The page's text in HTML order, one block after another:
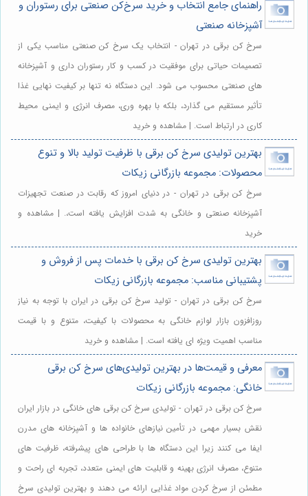
راهنمای جامع انتخاب و خرید سرخ‌کن صنعتی برای رستوران و
آشپزخانه صنعتی
سرخ کن برقی در تهران - انتخاب یک سرخ کن صنعتی مناسب یکی از
تصمیمات حیاتی برای موفقیت در کسب و کار رستوران داری و آشپزخانه
های صنعتی محسوب می شود. این دستگاه نه تنها بر کیفیت نهایی غذا
تأثیر مستقیم می گذارد، بلکه با بهره وری، مصرف انرژی و ایمنی محیط
کاری در ارتباط است. | مشاهده و خرید
بهترین تولیدی سرخ کن برقی با ظرفیت تولید بالا و تنوع
محصولات: مجموعه بازرگانی زیکات
سرخ کن برقی در تهران - در دنیای امروز که رقابت در صنعت تجهیزات
آشپزخانه صنعتی و خانگی به شدت افزایش یافته است،. | مشاهده و
خرید
بهترین تولیدی سرخ کن برقی با خدمات پس از فروش و
پشتیبانی مناسب: مجموعه بازرگانی زیکات
سرخ کن برقی در تهران - تولید سرخ کن برقی در ایران با توجه به نیاز
روزافزون بازار لوازم خانگی به محصولات با کیفیت، متنوع و با قیمت
مناسب اهمیت ویژه ای یافته است. | مشاهده و خرید
معرفی و قیمت‌ها در بهترین تولیدی‌های سرخ کن برقی
خانگی: مجموعه بازرگانی زیکات
سرخ کن برقی در تهران - تولیدی سرخ کن برقی های خانگی در بازار ایران
نقش بسیار مهمی در تأمین نیازهای خانواده ها و آشپزخانه های مدرن
ایفا می کنند زیرا این دستگاه ها با طراحی های پیشرفته، ظرفیت های
متنوع، مصرف انرژی بهینه و قابلیت های ایمنی متعدد، تجربه ای راحت و
مطمئن از سرخ کردن مواد غذایی ارائه می دهند و بهترین تولیدی سرخ